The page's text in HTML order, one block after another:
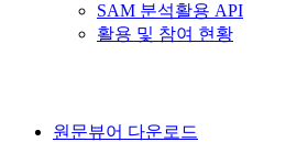
SAM 분석활용 API
활용 및 참여 현황
원문뷰어 다운로드